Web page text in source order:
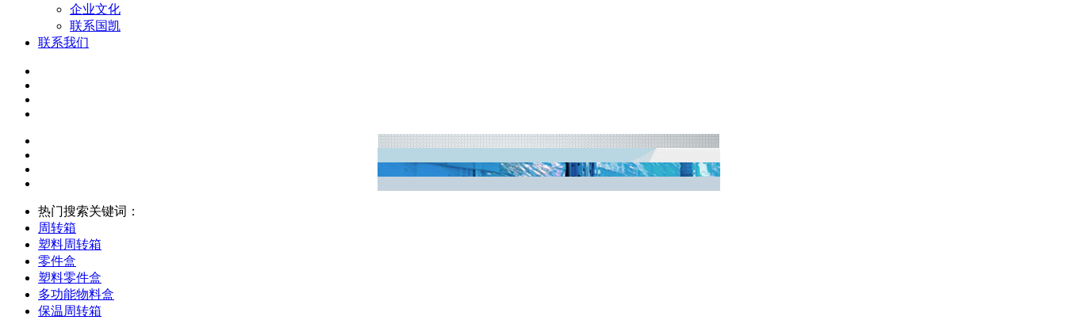
企业文化
联系国凯
联系我们
热门搜索关键词：
周转箱
塑料周转箱
零件盒
塑料零件盒
多功能物料盒
保温周转箱